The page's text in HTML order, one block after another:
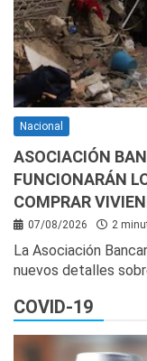
Nacional
ASOCIACIÓN
FUNCIONARÁN
COMPRAR
07/08/2026 2
La Asociación
nuevos detalles
COVID-19